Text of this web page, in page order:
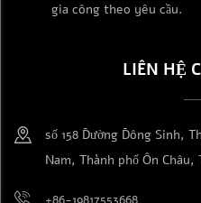
gia công theo yêu cầu.
LIÊN HỆ
số 158 Đường Đông Sinh,
Nam, Thành phố Ôn
+86-19817553668